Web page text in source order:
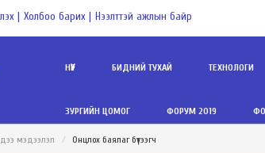
| Холбоо барих | Нээлттэй ажлын байр
НҮҮР БИДНИЙ ТУХАЙ ТЕХНОЛОГИ
ЗУРГИЙН ЦОМОГ ФОРУМ 2019
мэдээлэл Онцлох баялаг бүтээгч